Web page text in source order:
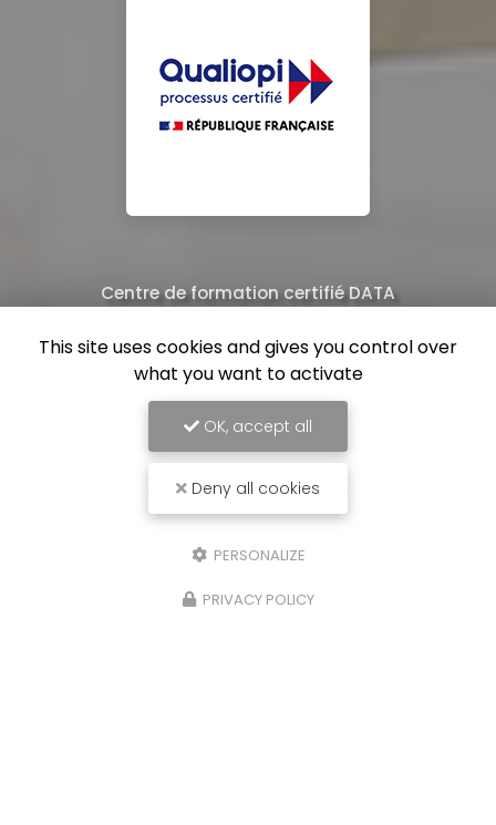
Centre de formation certifié DATA
This site uses cookies and gives you control over
what you want to activate
OK, accept all
Deny all cookies
PERSONALIZE
PRIVACY POLICY